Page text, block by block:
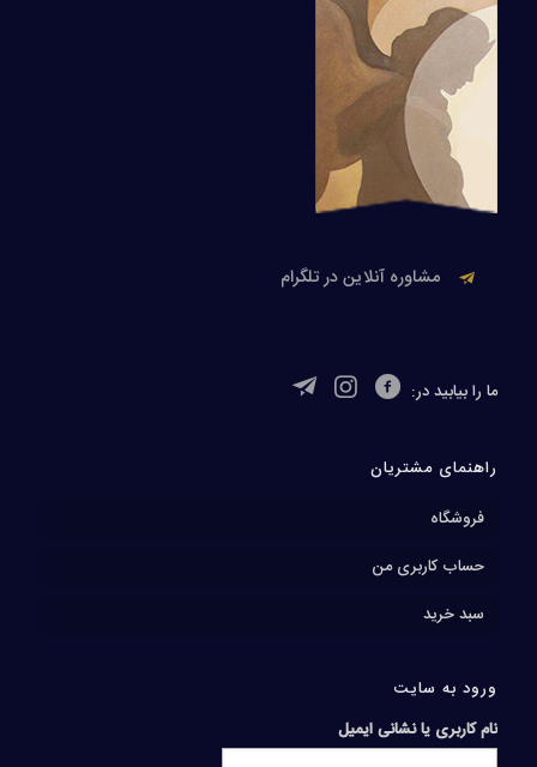
مشاوره آنلاین در تلگرام
ما را بیابید در:
راهنمای مشتریان
فروشگاه
حساب کاربری من
سبد خرید
ورود به سایت
نام کاربری یا نشانی ایمیل